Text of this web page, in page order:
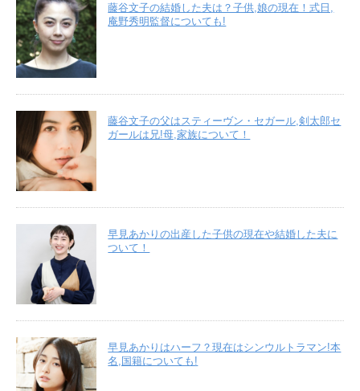
藤谷文子の結婚した夫は？子供,娘の現在！式日,
庵野秀明監督についても!
藤谷文子の父はスティーヴン・セガール,剣太郎セ
ガールは兄!母,家族について！
早見あかりの出産した子供の現在や結婚した夫に
ついて！
早見あかりはハーフ？現在はシンウルトラマン!本
名,国籍についても!